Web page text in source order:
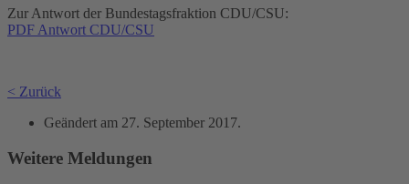
Zur Antwort der Bundestagsfraktion CDU/CSU:
PDF Antwort CDU/CSU
< Zurück
Geändert am 27. September 2017.
Weitere Meldungen